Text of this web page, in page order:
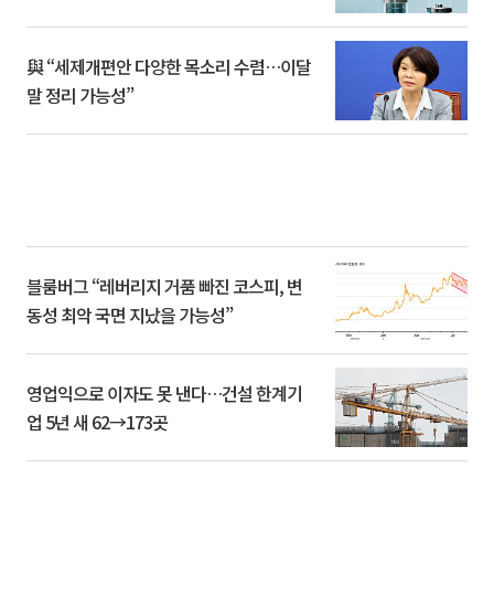
與 “세제개편안 다양한 목소리 수렴…이달
말 정리 가능성”
블룸버그 “레버리지 거품 빠진 코스피, 변
동성 최악 국면 지났을 가능성”
영업익으로 이자도 못 낸다…건설 한계기
업 5년 새 62→173곳